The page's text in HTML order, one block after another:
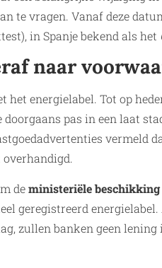
te vragen. Vanaf deze
in Spanje bekend als het
naar
het energielabel. Tot op
pas in een laat
vermeld
deministeriële beschikking
geregistreerd
zullen banken geen